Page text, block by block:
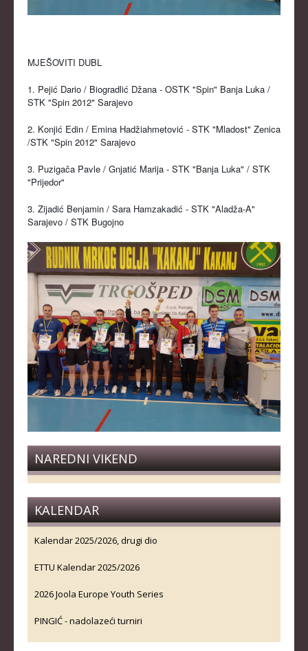
MJEŠOVITI DUBL
1. Pejić Dario / Biogradlić Džana - OSTK "Spin" Banja Luka /
STK "Spin 2012" Sarajevo
2. Konjić Edin / Emina Hadžiahmetović - STK "Mladost" Zenica
/STK "Spin 2012" Sarajevo
3. Puzigača Pavle / Gnjatić Marija - STK "Banja Luka" / STK
"Prijedor"
3. Zijadić Benjamin / Sara Hamzakadić - STK "Aladža-A"
Sarajevo / STK Bugojno
NAREDNI VIKEND
KALENDAR
Kalendar 2025/2026, drugi dio
ETTU Kalendar 2025/2026
2026 Joola Europe Youth Series
PINGIĆ - nadolazeći turniri